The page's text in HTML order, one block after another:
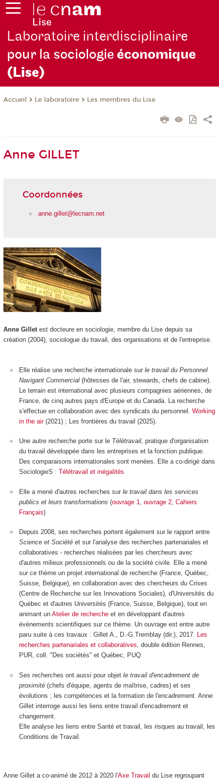
Laboratoire interdisciplinaire
pour la sociologieéconomique
(Lise)
Accueil Le laboratoire Les membres du Lise
Anne GILLET
Coordonnées
anne.gillet@lecnam.net
Anne Gilletest docteure en sociologie, membre du Lise depuis sa
création (2004), sociologue du travail, des organisations et de l'entreprise.
Elle réalise une recherche internationale sur le travail du Personnel
Navigant Commercial (hôtesses de l'air, stewards, chefs de cabine).
Le terrain est international avec plusieurs compagnies aériennes, de
France, de cinq autres pays d'Europe et du Canada. La recherche
s'effectue en collaboration avec des syndicats du personnel.
Working
in the air(2021) ; Les frontières du travail (2025).
Une autre recherche porte sur le Télétravail, pratique d'organisation
du travail développée dans les entreprises et la fonction publique.
Des comparaisons internationales sont menées. Elle a co-dirigé dans
SociologieS : Télétravail et inégalités
Elle a mené d'autres recherches sur le travail dans les services
publics et leurs transformations (ouvrage 1 ouvrage 2 Cahiers
Français)
Depuis 2008, ses recherches portent également sur le rapport entre
Science et Société et sur l'analyse des recherches partenariales et
collaboratives - recherches réalisées par les chercheurs avec
d'autres milieux professionnels ou de la société civile. Elle a mené
sur ce thème un projet international de recherche (France, Québec,
Suisse, Belgique), en collaboration avec des chercheurs du Crises
(Centre de Recherche sur les Innovations Sociales), d'Universités du
Québec et d'autres Universités (France, Suisse, Belgique), tout en
animant un Atelier de recherche et en développant d'autres
évènements scientifiques sur ce thème. Un ouvrage est entre autre
paru suite à ces travaux : Gillet A., D.-G.Tremblay (dir.), 2017. Les
recherches partenariales et collaboratives, double édition Rennes,
PUR, coll. "Des sociétés" et Québec, PUQ.
Ses recherches ont aussi pour objet le travail d'encadrement de
proximité (chefs d'équipe, agents de maîtrise, cadres) et ses
évolutions ; les compétences et la formation de l'encadrement. Anne
Gillet interroge aussi les liens entre travail d'encadrement et
changement.
Elle analyse les liens entre Santé et travail, les risques au travail, les
Conditions de Travail.
Anne Gillet a co-animé de 2012 à 2020 l'Axe Travail du Lise regroupant